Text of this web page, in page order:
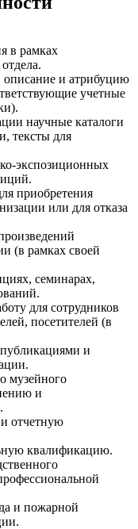
в рамках
описание и атрибуцию
учетные
научные каталоги
тексты для
экспозиционных
приобретения
или для отказа
(в рамках своей
семинарах,
для сотрудников
посетителей (в
и
музейного
и
отчетную
квалификацию.
и пожарной